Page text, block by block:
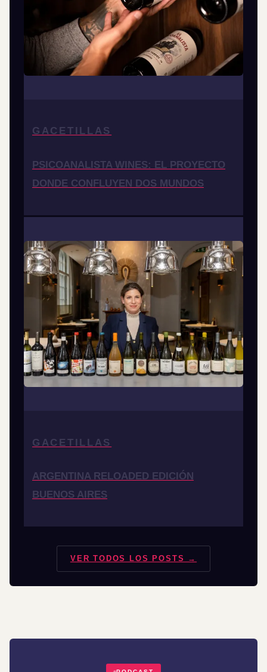
GACETILLAS
PSICOANALISTA WINES: EL PROYECTO
DONDE CONFLUYEN DOS MUNDOS
GACETILLAS
ARGENTINA RELOADED EDICIÓN
BUENOS AIRES
VER TODOS LOS POSTS →